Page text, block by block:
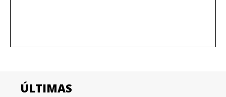
ÚLTIMAS